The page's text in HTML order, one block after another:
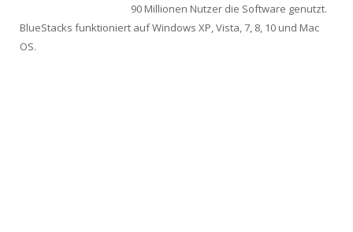
90 Millionen Nutzer die Software genutzt.
BlueStacks funktioniert auf Windows XP, Vista, 7, 8, 10 und Mac
OS.